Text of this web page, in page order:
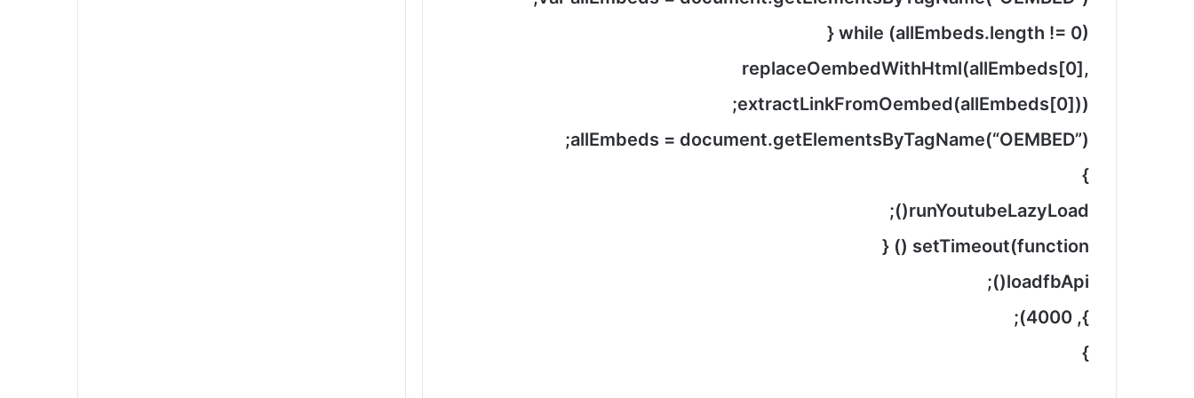
while (allEmbeds.length != 0) {
replaceOembedWithHtml(allEmbeds[0],
extractLinkFromOembed(allEmbeds[0]));
allEmbeds = document.getElementsByTagName(“OEMBED”);
}
runYoutubeLazyLoad();
setTimeout(function () {
loadfbApi();
}, 4000);
}